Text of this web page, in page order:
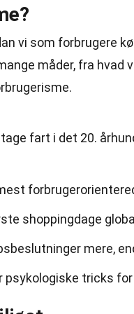
vi som forbrugere
måder, fra hvad
fart i det 20.
shoppingdage
mere,
psykologiske tricks